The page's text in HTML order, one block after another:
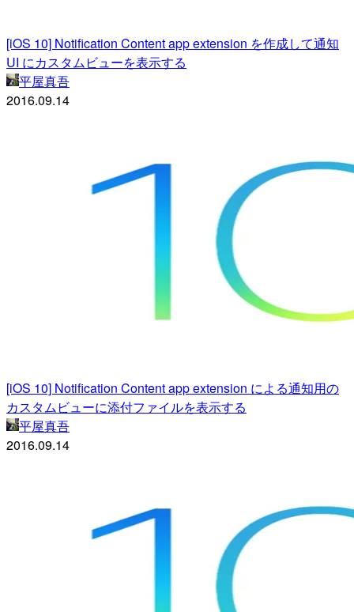
[iOS 10] Notification Content app extension を作成して通知
UI にカスタムビューを表示する
平屋真吾
2016.09.14
[iOS 10] Notification Content app extension による通知用の
カスタムビューに添付ファイルを表示する
平屋真吾
2016.09.14